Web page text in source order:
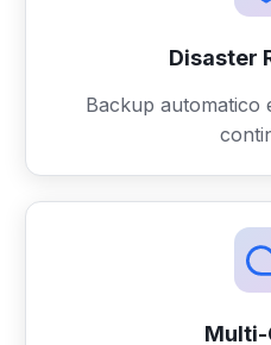
Disaster
Backup
Multi-